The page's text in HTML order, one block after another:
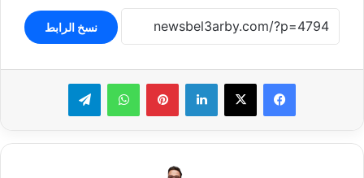
نسخ الرابط
لينكدإن بينتيريستواتساب تيلقرام